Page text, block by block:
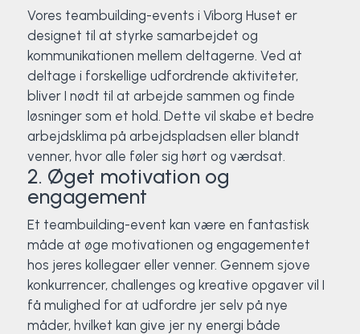
Vores teambuilding-events i Viborg Huset er
designet til at styrke samarbejdet og
kommunikationen mellem deltagerne. Ved at
deltage i forskellige udfordrende aktiviteter,
bliver I nødt til at arbejde sammen og finde
løsninger som et hold. Dette vil skabe et bedre
arbejdsklima på arbejdspladsen eller blandt
venner, hvor alle føler sig hørt og værdsat.
2. Øget motivation og
engagement
Et teambuilding-event kan være en fantastisk
måde at øge motivationen og engagementet
hos jeres kollegaer eller venner. Gennem sjove
konkurrencer, challenges og kreative opgaver vil I
få mulighed for at udfordre jer selv på nye
måder, hvilket kan give jer ny energi både